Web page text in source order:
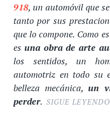
918, un automóvil que
tanto por sus
que lo compone. Como
es una obra de arte
los sentidos, un
automotriz en todo su
belleza mecánica, un
perder. SIGUE LEYENDO